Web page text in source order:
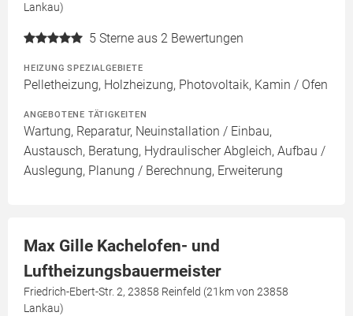
Lankau)
5 Sterne aus 2 Bewertungen
HEIZUNG SPEZIALGEBIETE
Pelletheizung, Holzheizung, Photovoltaik, Kamin / Ofen
ANGEBOTENE TÄTIGKEITEN
Wartung, Reparatur, Neuinstallation / Einbau,
Austausch, Beratung, Hydraulischer Abgleich, Aufbau /
Auslegung, Planung / Berechnung, Erweiterung
Max Gille Kachelofen- und
Luftheizungsbauermeister
Friedrich-Ebert-Str. 2, 23858 Reinfeld (21km von 23858
Lankau)